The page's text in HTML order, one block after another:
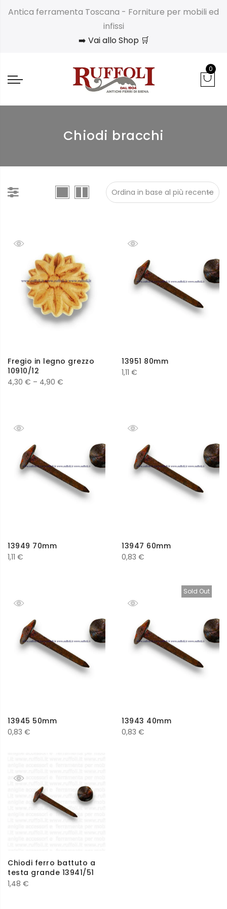
Antica ferramenta Toscana - Forniture per mobili ed
infissi
➡️ Vai allo Shop 🛒
0
Chiodi bracchi
Fregio in legno grezzo
10910/12
4,30 € – 4,90 €
13951 80mm
1,11 €
13949 70mm
1,11 €
13947 60mm
0,83 €
13945 50mm
0,83 €
Sold Out
13943 40mm
0,83 €
Chiodi ferro battuto a
testa grande 13941/51
1,48 €